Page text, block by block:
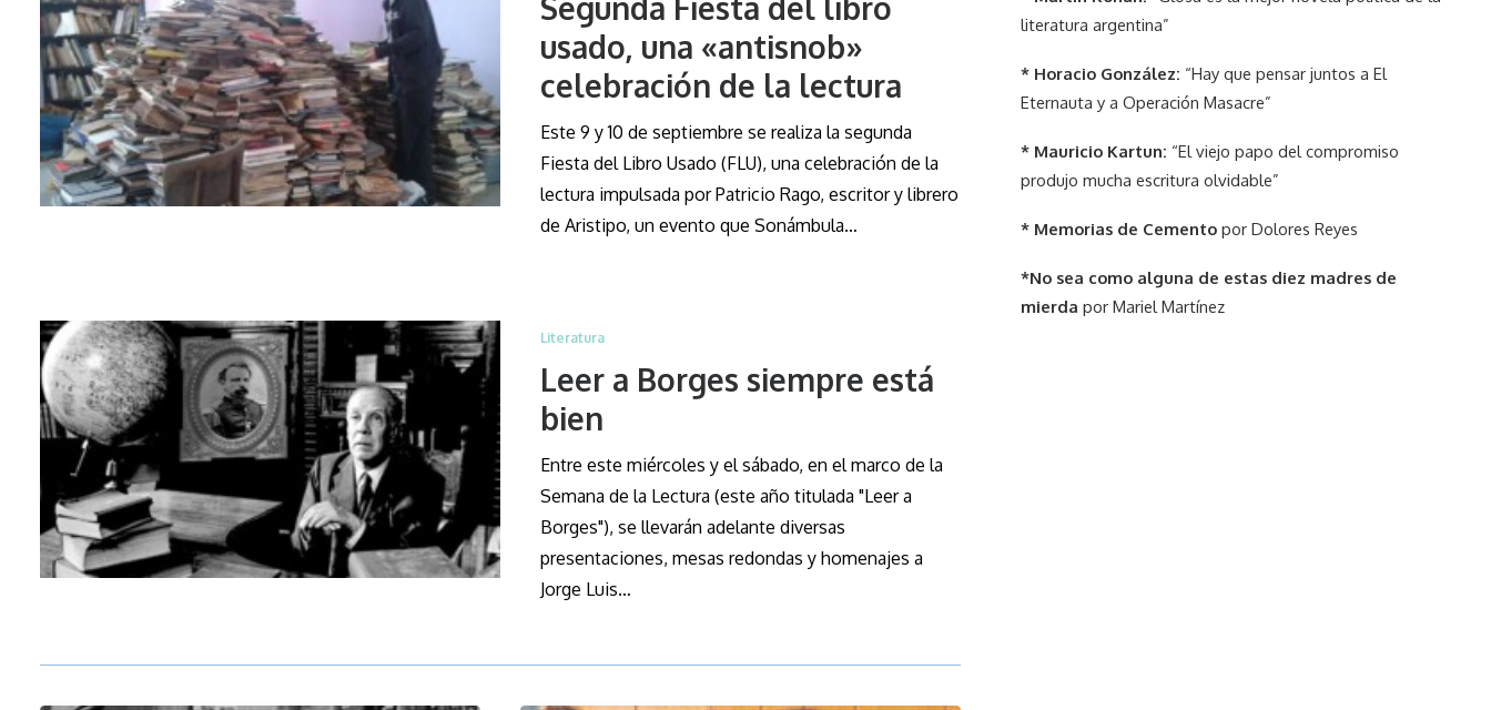
usado, una «antisnob»
celebración de la lectura
Este 9 y 10 de septiembre se realiza la segunda
Fiesta del Libro Usado (FLU), una celebración de la
lectura impulsada por Patricio Rago, escritor y librero
de Aristipo, un evento que Sonámbula…
Literatura
Leer a Borges siempre está
bien
Entre este miércoles y el sábado, en el marco de la
Semana de la Lectura (este año titulada "Leer a
Borges"), se llevarán adelante diversas
presentaciones, mesas redondas y homenajes a
Jorge Luis…
literatura argentina”
* Horacio González: “Hay que pensar juntos a El
Eternauta y a Operación Masacre”
* Mauricio Kartun: “El viejo papo del compromiso
produjo mucha escritura olvidable”
* Memorias de Cemento por Dolores Reyes
*No sea como alguna de estas diez madres de
mierda por Mariel Martínez